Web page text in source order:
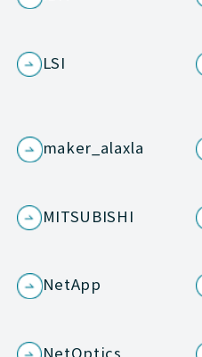
LSI
maker_alaxla
MITSUBISHI
NetApp
NetOptics